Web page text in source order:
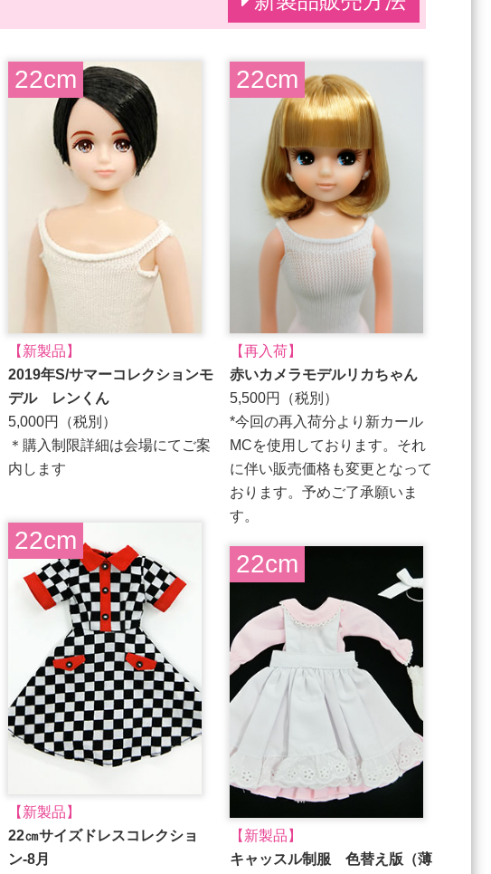
22cm
【新製品】
2019年S/サマーコレクションモ
デル レンくん
5,000円（税別）
＊購入制限詳細は会場にてご案
内します
22cm
【再入荷】
赤いカメラモデルリカちゃん
5,500円（税別）
*今回の再入荷分より新カール
MCを使用しております。それ
に伴い販売価格も変更となって
おります。予めご了承願いま
す。
22cm
【新製品】
22㎝サイズドレスコレクショ
ン-8月
22cm
【新製品】
キャッスル制服 色替え版（薄